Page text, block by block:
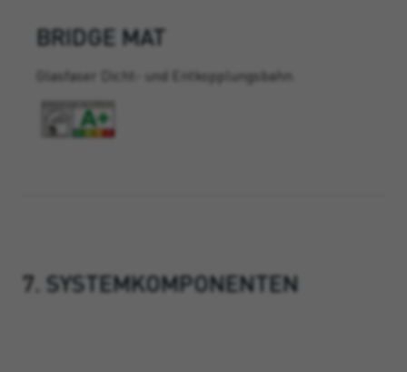
BRIDGE MAT
Glasfaser Dicht- und Entkopplungsbahn.
7. SYSTEMKOMPONENTEN